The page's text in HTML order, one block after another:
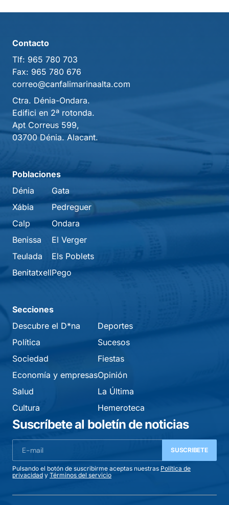
Contacto
Tlf: 965 780 703
Fax: 965 780 676
correo@canfalimarinaalta.com
Ctra. Dénia-Ondara.
Edifici en 2ª rotonda.
Apt Correus 599,
03700 Dénia. Alacant.
Poblaciones
Dénia
Xábia
Calp
Benissa
Teulada
Benitatxell
Gata
Pedreguer
Ondara
El Verger
Els Poblets
Pego
Secciones
Descubre el D*na
Política
Sociedad
Economía y empresas
Salud
Cultura
Deportes
Sucesos
Fiestas
Opinión
La Última
Hemeroteca
Suscríbete al boletín de noticias
SUSCRIBETE
Pulsando el botón de suscribirme aceptas nuestras Política de
privacidad y Términos del servicio